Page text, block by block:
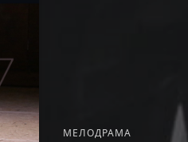
МЕЛОДРАМА